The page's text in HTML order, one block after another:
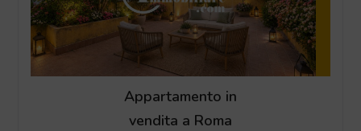
Appartamento in
vendita a Roma